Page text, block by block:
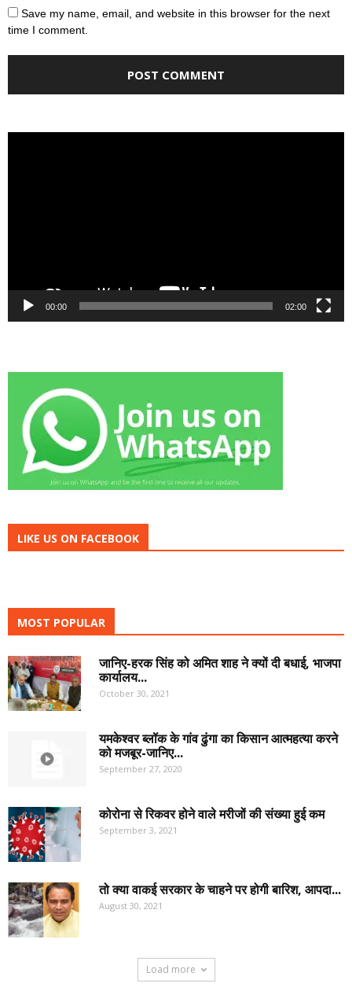
Save my name, email, and website in this browser for the next
time I comment.
00:00 02:00
LIKE US ON FACEBOOK
MOST POPULAR
जानिए-हरक सिंह को अमित शाह ने क्यों दी बधाई, भाजपा
कार्यालय...
October 30, 2021
यमकेश्वर ब्लॉक के गांव ढुंगा का किसान आत्महत्या करने
को मजबूर-जानिए...
September 27, 2020
कोरोना से रिकवर होने वाले मरीजों की संख्या हुई कम
September 3, 2021
तो क्या वाकई सरकार के चाहने पर होगी बारिश, आपदा...
August 30, 2021
Load more